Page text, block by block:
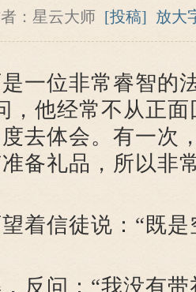
：星云大师 [投稿] 放大
位非常睿智的
，他经常不从正
去体会。有一次
备礼品，所以非
信徒说：“既是
问：“我没有带